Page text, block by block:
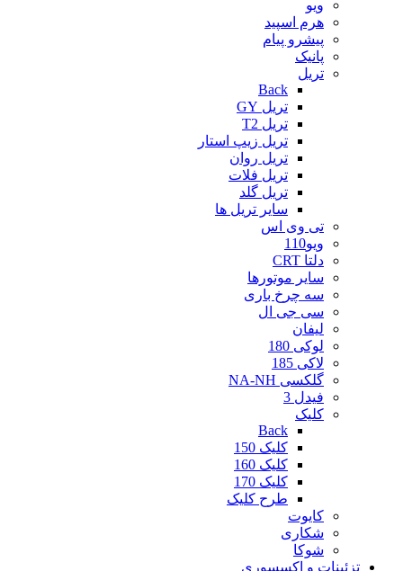
ویو
هرم اسپید
پیشرو پیام
پانیک
تریل
Back
تریل GY
تریل T2
تریل زیپ استار
تریل روان
تریل فلات
تریل گلد
سایر تریل ها
تی وی اس
ویو110
دلتا CRT
سایر موتورها
سه چرخ باری
سی جی ال
لیفان
لوکی 180
لاکی 185
گلکسی NA-NH
فیدل 3
کلیک
Back
کلیک 150
کلیک 160
کلیک 170
طرح کلیک
کایوت
شکاری
شوکا
تزئینات و اکسسوری